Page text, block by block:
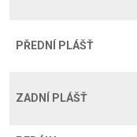
PŘEDNÍ PLÁŠŤ
ZADNÍ PLÁŠŤ